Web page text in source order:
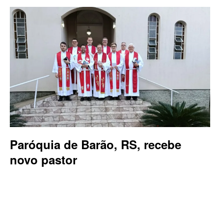
Paróquia de Barão, RS, recebe
novo pastor